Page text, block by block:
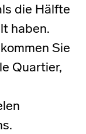
die Hälfte
haben.
Sie
Quartier,